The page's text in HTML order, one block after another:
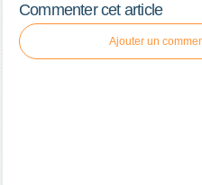
Commenter cet article
Ajouter un